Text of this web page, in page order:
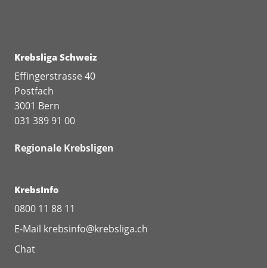
Zu allen vergangenen
Forschungsberichten
Krebsliga Schweiz
Effingerstrasse 40
Postfach
3001 Bern
031 389 91 00
Regionale Krebsligen
KrebsInfo
0800 11 88 11
E-Mail krebsinfo@krebsliga.ch
Chat